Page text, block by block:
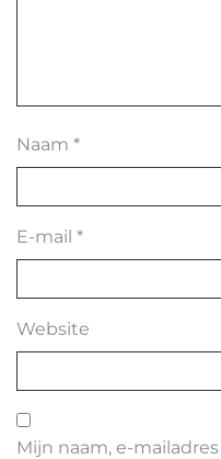
Naam *
E-mail *
Website
Mijn naam, e-